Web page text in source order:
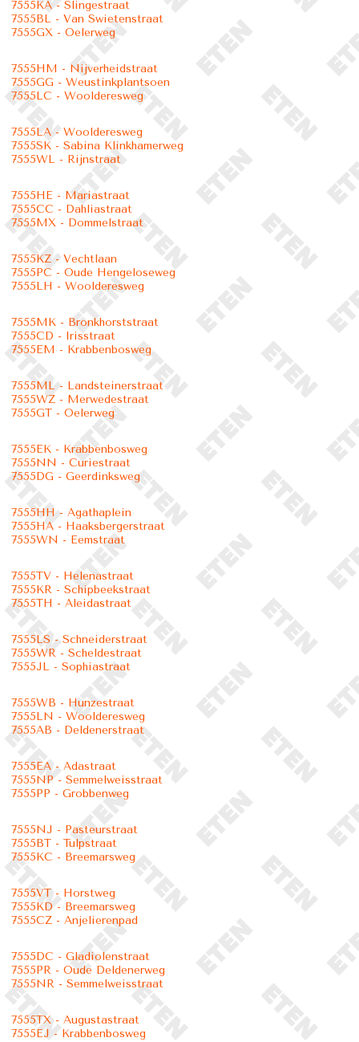
7555KA - Slingestraat
7555BL - Van Swietenstraat
7555GX - Oelerweg
7555HM - Nijverheidstraat
7555GG - Weustinkplantsoen
7555LC - Woolderesweg
7555LA - Woolderesweg
7555SK - Sabina Klinkhamerweg
7555WL - Rijnstraat
7555HE - Mariastraat
7555CC - Dahliastraat
7555MX - Dommelstraat
7555KZ - Vechtlaan
7555PC - Oude Hengeloseweg
7555LH - Woolderesweg
7555MK - Bronkhorststraat
7555CD - Irisstraat
7555EM - Krabbenbosweg
7555ML - Landsteinerstraat
7555WZ - Merwedestraat
7555GT - Oelerweg
7555EK - Krabbenbosweg
7555NN - Curiestraat
7555DG - Geerdinksweg
7555HH - Agathaplein
7555HA - Haaksbergerstraat
7555WN - Eemstraat
7555TV - Helenastraat
7555KR - Schipbeekstraat
7555TH - Aleidastraat
7555LS - Schneiderstraat
7555WR - Scheldestraat
7555JL - Sophiastraat
7555WB - Hunzestraat
7555LN - Woolderesweg
7555AB - Deldenerstraat
7555EA - Adastraat
7555NP - Semmelweisstraat
7555PP - Grobbenweg
7555NJ - Pasteurstraat
7555BT - Tulpstraat
7555KC - Breemarsweg
7555VT - Horstweg
7555KD - Breemarsweg
7555CZ - Anjelierenpad
7555DC - Gladiolenstraat
7555PR - Oude Deldenerweg
7555NR - Semmelweisstraat
7555TX - Augustastraat
7555EJ - Krabbenbosweg